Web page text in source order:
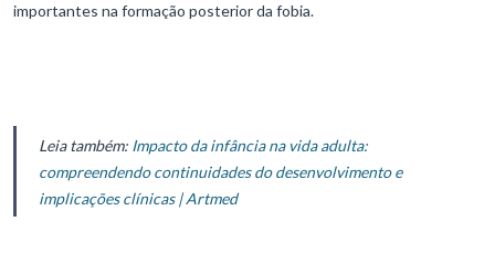
importantes na formação posterior da fobia.
Leia também: Impacto da infância na vida adulta:
compreendendo continuidades do desenvolvimento e
implicações clínicas | Artmed